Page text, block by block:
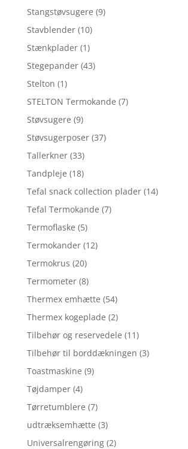
Stangstøvsugere (9)
Stavblender (10)
Stænkplader (1)
Stegepander (43)
Stelton (1)
STELTON Termokande (7)
Støvsugere (9)
Støvsugerposer (37)
Tallerkner (33)
Tandpleje (18)
Tefal snack collection plader (14)
Tefal Termokande (7)
Termoflaske (5)
Termokander (12)
Termokrus (20)
Termometer (8)
Thermex emhætte (54)
Thermex kogeplade (2)
Tilbehør og reservedele (11)
Tilbehør til borddækningen (3)
Toastmaskine (9)
Tøjdamper (4)
Tørretumblere (7)
udtræksemhætte (3)
Universalrengøring (2)